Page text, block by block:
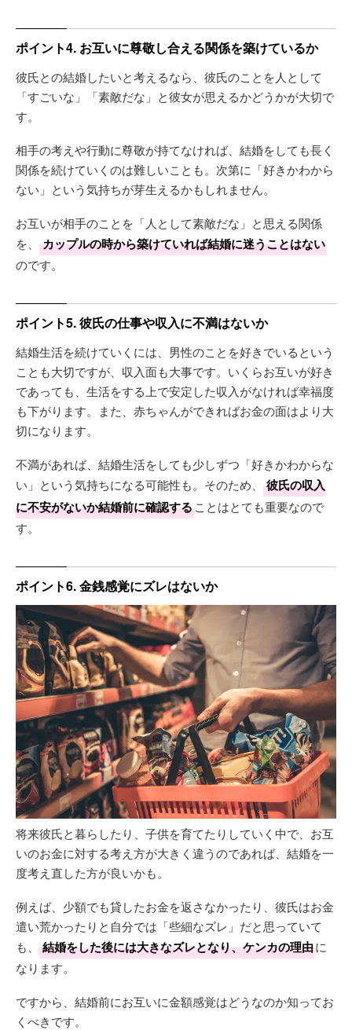
ポイント4. お互いに尊敬し合える関係を築けているか
彼氏との結婚したいと考えるなら、彼氏のことを人として
「すごいな」「素敵だな」と彼女が思えるかどうかが大切で
す。
相手の考えや行動に尊敬が持てなければ、結婚をしても長く
関係を続けていくのは難しいことも。次第に「好きかわから
ない」という気持ちが芽生えるかもしれません。
お互いが相手のことを「人として素敵だな」と思える関係
を、
カップルの時から築けていれば結婚に迷うことはない
のです。
ポイント5. 彼氏の仕事や収入に不満はないか
結婚生活を続けていくには、男性のことを好きでいるという
ことも大切ですが、収入面も大事です。いくらお互いが好き
であっても、生活をする上で安定した収入がなければ幸福度
も下がります。また、赤ちゃんができればお金の面はより大
切になります。
不満があれば、結婚生活をしても少しずつ「好きかわからな
い」という気持ちになる可能性も。そのため、
彼氏の収入
に不安がないか結婚前に確認することはとても重要なので
す。
ポイント6. 金銭感覚にズレはないか
将来彼氏と暮らしたり、子供を育てたりしていく中で、お互
いのお金に対する考え方が大きく違うのであれば、結婚を一
度考え直した方が良いかも。
例えば、少額でも貸したお金を返さなかったり、彼氏はお金
遣い荒かったりと自分では「些細なズレ」だと思っていて
も、
結婚をした後には大きなズレとなり、ケンカの理由に
なります。
ですから、結婚前にお互いに金額感覚はどうなのか知ってお
くべきです。